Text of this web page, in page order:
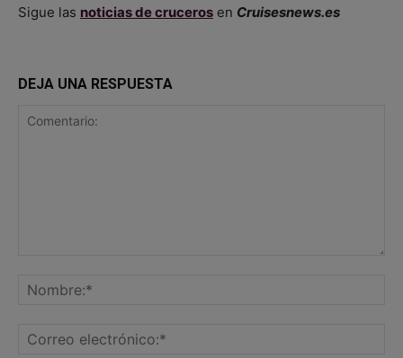
Sigue las noticias de cruceros en Cruisesnews.es
DEJA UNA RESPUESTA